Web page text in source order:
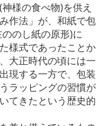
様の食べ物)を供え
作法」が、和紙で包
のし紙の原形)に
様式であったことか
大正時代の頃には一
現する一方で、包装
ラッピングの習慣が
てきたという歴史的